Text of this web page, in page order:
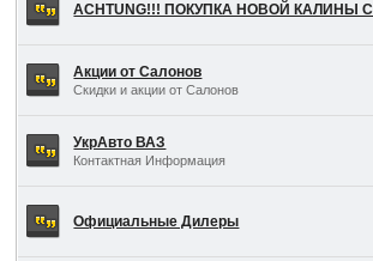
ACHTUNG!!! ПОКУПКА НОВОЙ
Акции от Салонов
Скидки и акции от Салонов
УкрАвто ВАЗ
Контактная Информация
Официальные Дилеры